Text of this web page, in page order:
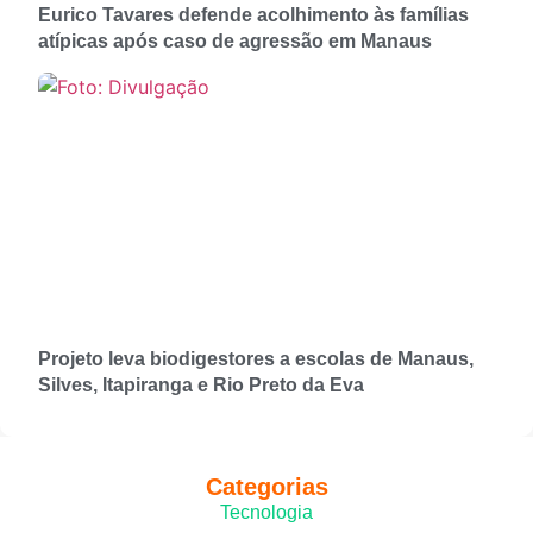
Eurico Tavares defende acolhimento às famílias
atípicas após caso de agressão em Manaus
Projeto leva biodigestores a escolas de Manaus,
Silves, Itapiranga e Rio Preto da Eva
Categorias
Tecnologia